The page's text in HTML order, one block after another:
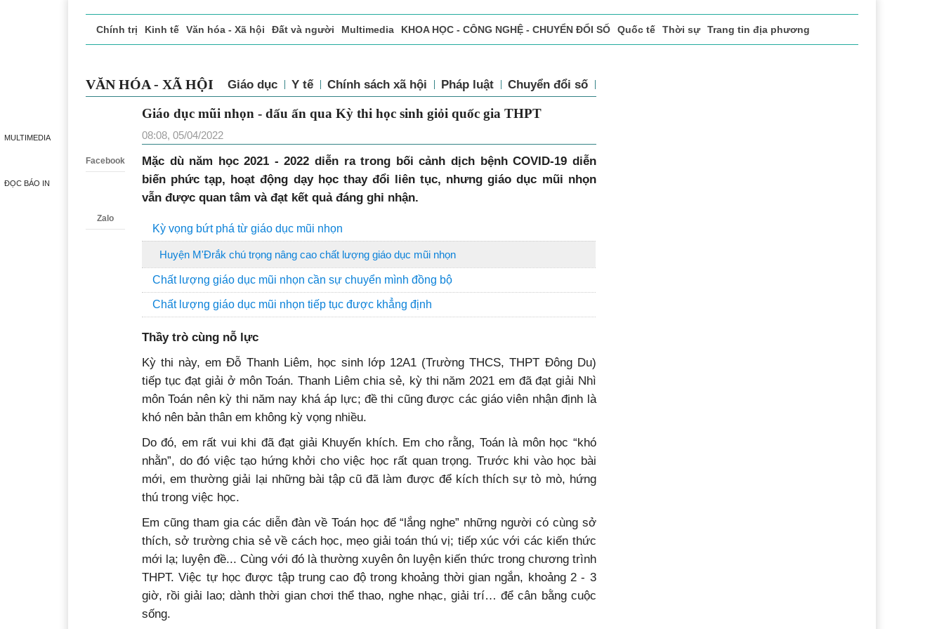
MULTIMEDIA
ĐỌC BÁO IN
Chính trị Kinh tế Văn hóa - Xã hội Đất và người Multimedia KHOA HỌC - CÔNG NGHỆ - CHUYỂN ĐỔI SỐ Quốc tế Thời sự Trang tin địa phương
VĂN HÓA - XÃ HỘI Giáo dục Y tế Chính sách xã hội Pháp luật Chuyển đổi số
Facebook
Zalo
Giáo dục mũi nhọn - dấu ấn qua Kỳ thi học sinh giỏi quốc gia THPT
08:08, 05/04/2022
Mặc dù năm học 2021 - 2022 diễn ra trong bối cảnh dịch bệnh COVID-19 diễn
biến phức tạp, hoạt động dạy học thay đổi liên tục, nhưng giáo dục mũi nhọn
vẫn được quan tâm và đạt kết quả đáng ghi nhận.
Kỳ vọng bứt phá từ giáo dục mũi nhọn
Huyện M'Đrắk chú trọng nâng cao chất lượng giáo dục mũi nhọn
Chất lượng giáo dục mũi nhọn cần sự chuyển mình đồng bộ
Chất lượng giáo dục mũi nhọn tiếp tục được khẳng định
Thầy trò cùng nỗ lực
Kỳ thi này, em Đỗ Thanh Liêm, học sinh lớp 12A1 (Trường THCS, THPT Đông Du)
tiếp tục đạt giải ở môn Toán. Thanh Liêm chia sẻ, kỳ thi năm 2021 em đã đạt giải Nhì
môn Toán nên kỳ thi năm nay khá áp lực; đề thi cũng được các giáo viên nhận định là
khó nên bản thân em không kỳ vọng nhiều.
Do đó, em rất vui khi đã đạt giải Khuyến khích. Em cho rằng, Toán là môn học “khó
nhằn”, do đó việc tạo hứng khởi cho việc học rất quan trọng. Trước khi vào học bài
mới, em thường giải lại những bài tập cũ đã làm được để kích thích sự tò mò, hứng
thú trong việc học.
Em cũng tham gia các diễn đàn về Toán học để “lắng nghe” những người có cùng sở
thích, sở trường chia sẻ về cách học, mẹo giải toán thú vị; tiếp xúc với các kiến thức
mới lạ; luyện đề... Cùng với đó là thường xuyên ôn luyện kiến thức trong chương trình
THPT. Việc tự học được tập trung cao độ trong khoảng thời gian ngắn, khoảng 2 - 3
giờ, rồi giải lao; dành thời gian chơi thể thao, nghe nhạc, giải trí… để cân bằng cuộc
sống.